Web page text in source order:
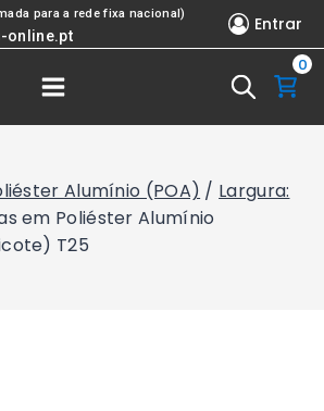
para a rede fixa nacional)
online.pt
Entrar
0
Alumínio (POA) / Largura:
em Poliéster Alumínio
T25